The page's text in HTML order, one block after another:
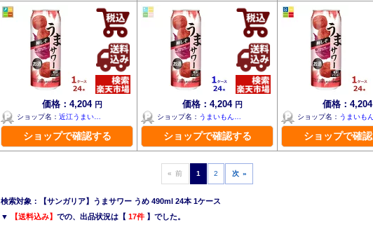
価格：4,204 円
ショップ名： 近江うまい…
ショップで確認する
価格：4,204 円
ショップ名： うまいもん…
ショップで確認する
価格：
ショップ名： うまいも
ショップで確
« 前 1 2 次 »
検索対象：【サンガリア】うまサワー うめ 490ml 24本 1ケース
▼
【送料込み】 での、出品状況は【 17件 】でした。